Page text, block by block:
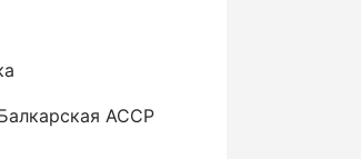
ACCP